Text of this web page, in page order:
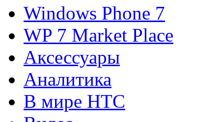
Windows Phone 7
WP 7 Market Place
Аксессуары
Аналитика
В мире HTC